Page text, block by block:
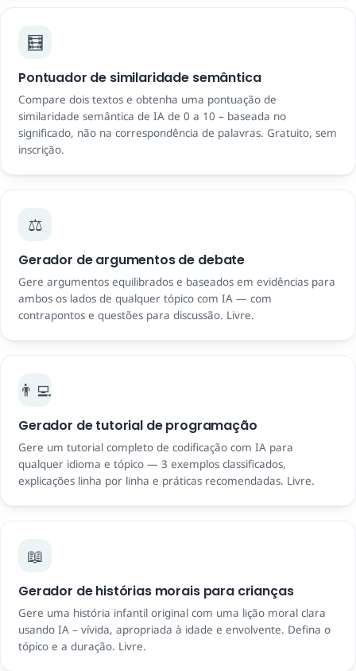
🧮
Pontuador de similaridade semântica
Compare dois textos e obtenha uma pontuação de
similaridade semântica de IA de 0 a 10 – baseada no
significado, não na correspondência de palavras. Gratuito, sem
inscrição.
⚖️
Gerador de argumentos de debate
Gere argumentos equilibrados e baseados em evidências para
ambos os lados de qualquer tópico com IA — com
contrapontos e questões para discussão. Livre.
👨‍💻
Gerador de tutorial de programação
Gere um tutorial completo de codificação com IA para
qualquer idioma e tópico — 3 exemplos classificados,
explicações linha por linha e práticas recomendadas. Livre.
📖
Gerador de histórias morais para crianças
Gere uma história infantil original com uma lição moral clara
usando IA – vívida, apropriada à idade e envolvente. Defina o
tópico e a duração. Livre.